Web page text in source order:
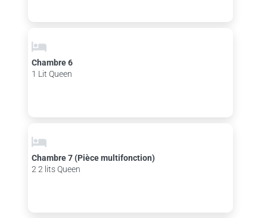
Chambre 6
1 Lit Queen
Chambre 7 (Pièce multifonction)
2 2 lits Queen